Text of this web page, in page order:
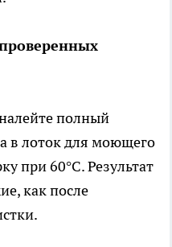
полный
в лоток для моющего
при 60°C. Результат
как после